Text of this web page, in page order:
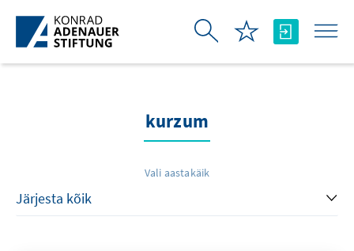
Skip to Main Content
kurzum
Vali aastakäik